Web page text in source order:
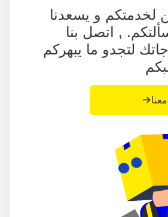
لخدمتكم و يسعدنا
, اتصل بنا
لتجدو ما يبهركم